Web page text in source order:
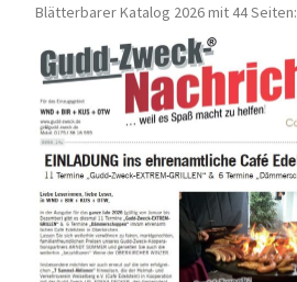
Blätterbarer Katalog 2026 mit 44 Seiten: